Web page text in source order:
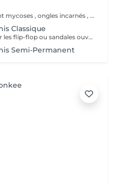
Pédicure médicale : Traitement mycoses , ongles incarnés , corrections des ongles en plicature , ongles en tuile de provence , en volute, durillons, cors ,callosités, crevasses, pied d'athlète et tous les affections. Le prix varie en fonction du problème.
Classique
Chers clients, veuillez apporter les flip-flop ou sandales ouvertes pour pose de verniz classique.
Semi-Permanent